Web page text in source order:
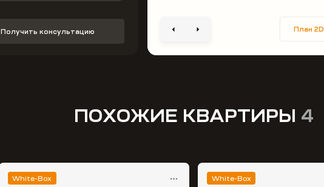
Получить консультацию План 2D
ПОХОЖИЕ КВАРТИРЫ 4
White-Box White-Box